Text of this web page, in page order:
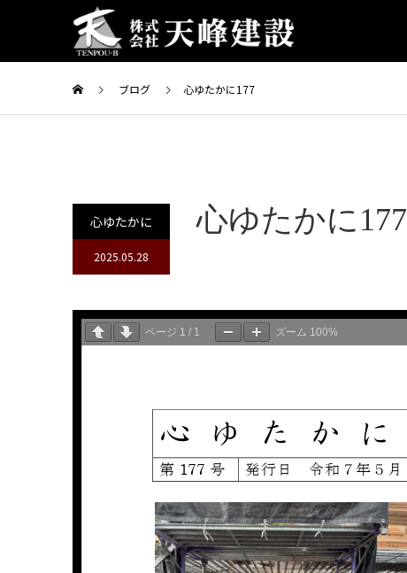
ブログ 心ゆたかに177
心ゆたかに
2025.05.28
心ゆたかに177
ページ 1 / 1 ズーム 100%